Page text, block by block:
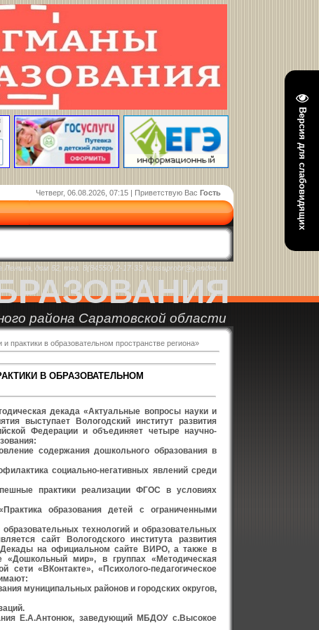
Версия для слабовидящих
Четверг, 06.08.2026, 07:15 | Приветствую Вас Гость
Ленина, дом 62, тел. 8(84550) 2-17-33, krasuprobr@yandex.ru
района Саратовской области
практики в образовательном пространстве региона»
В ОБРАЗОВАТЕЛЬНОМ
декада «Актуальные вопросы науки и
выступает Вологодский институт развития
Федерации и объединяет четыре научно-
содержания дошкольного образования в
социально-негативных явлений среди
практики реализации ФГОС в условиях
образования детей с ограниченными
технологий и образовательных
сайт Вологодского института развития
на официальном сайте ВИРО, а также в
«Дошкольный мир», в группах «Методическая
«ВКонтакте», «Психолого-педагогическое
муниципальных районов и городских округов,
Е.А.Антонюк, заведующий МБДОУ с.Высокое